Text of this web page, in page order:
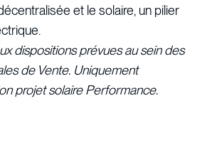
et le solaire, un pilier
dispositions prévues au sein des
de Vente. Uniquement
projet solaire Performance.